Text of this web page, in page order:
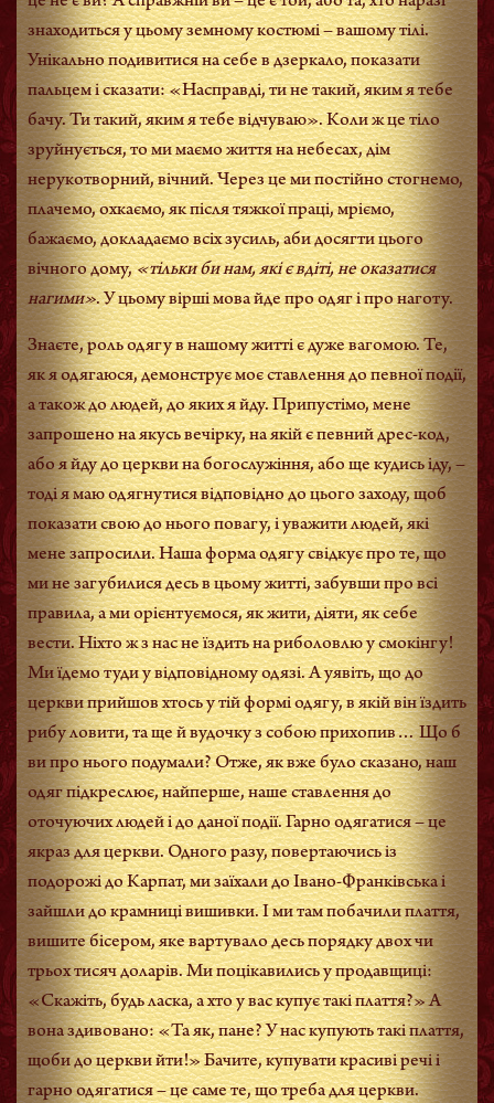
знаходиться у цьому земному костюмі – вашому тілі.
Унікально подивитися на себе в дзеркало, показати
пальцем і сказати: «Насправді, ти не такий, яким я тебе
бачу. Ти такий, яким я тебе відчуваю». Коли ж це тіло
зруйнується, то ми маємо життя на небесах, дім
нерукотворний, вічний. Через це ми постійно стогнемо,
плачемо, охкаємо, як після тяжкої праці, мріємо,
бажаємо, докладаємо всіх зусиль, аби досягти цього
вічного дому,«тільки би нам, які є вдіті, не оказатися
нагими». У цьому вірші мова йде про одяг і про наготу.
Знаєте, роль одягу в нашому житті є дуже вагомою. Те,
як я одягаюся, демонструє моє ставлення до певної події,
а також до людей, до яких я йду. Припустімо, мене
запрошено на якусь вечірку, на якій є певний дрес-код,
або я йду до церкви на богослужіння, або ще кудись іду, –
тоді я маю одягнутися відповідно до цього заходу, щоб
показати свою до нього повагу, і уважити людей, які
мене запросили. Наша форма одягу свідкує про те, що
ми не загубилися десь в цьому житті, забувши про всі
правила, а ми орієнтуємося, як жити, діяти, як себе
вести. Ніхто ж з нас не їздить на риболовлю у смокінгу!
Ми їдемо туди у відповідному одязі. А уявіть, що до
церкви прийшов хтось у тій формі одягу, в якій він їздить
рибу ловити, та ще й вудочку з собою прихопив… Що б
ви про нього подумали? Отже, як вже було сказано, наш
одяг підкреслює, найперше, наше ставлення до
оточуючих людей і до даної події. Гарно одягатися – це
якраз для церкви. Одного разу, повертаючись із
подорожі до Карпат, ми заїхали до Івано-Франківська і
зайшли до крамниці вишивки. І ми там побачили плаття,
вишите бісером, яке вартувало десь порядку двох чи
трьох тисяч доларів. Ми поцікавились у продавщиці:
«Скажіть, будь ласка, а хто у вас купує такі плаття?» А
вона здивовано: «Та як, пане? У нас купують такі плаття,
щоби до церкви йти!» Бачите, купувати красиві речі і
гарно одягатися – це саме те, що треба для церкви.